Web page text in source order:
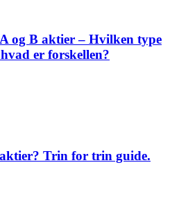
og B aktier – Hvilken type
er forskellen?
Trin for trin guide.